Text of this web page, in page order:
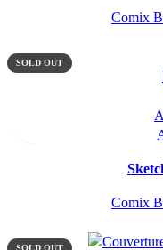
Comix
SOLD OUT
Comix
SOLD OUT